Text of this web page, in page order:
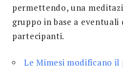
permettendo, una
gruppo in base a eventuali
partecipanti.
Le Mimesi modificano